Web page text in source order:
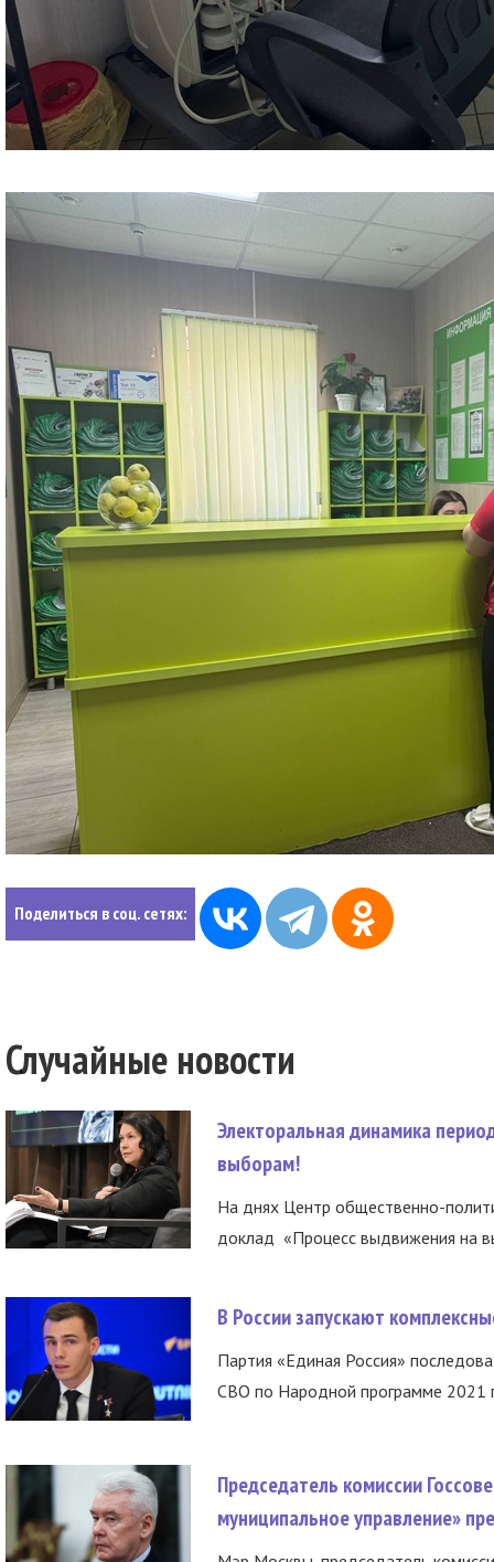
Поделиться в соц. сетях:
Случайные новости
Электоральная динамика
выборам!
На днях Центр общественно-
доклад «Процесс выдвижения на
В России запускают
Партия «Единая Россия»
СВО по Народной программе 2021
Председатель комиссии
муниципальное управление»